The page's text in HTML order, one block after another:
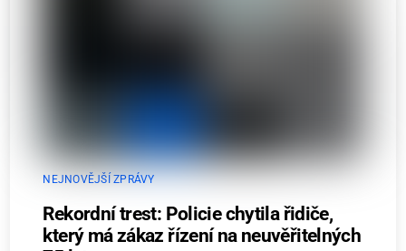
NEJNOVĚJŠÍ ZPRÁVY
Rekordní trest: Policie chytila řidiče,
který má zákaz řízení na neuvěřitelných